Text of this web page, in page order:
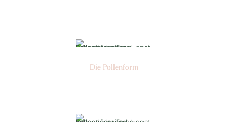
Die Pollen­form